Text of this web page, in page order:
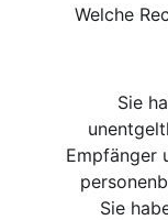
Welche
Sie
Empfänger
Sie